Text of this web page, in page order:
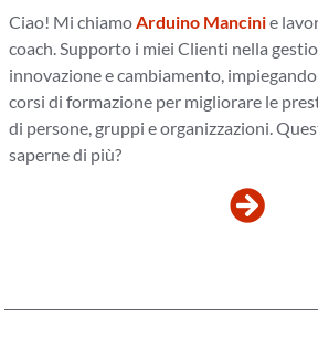
Ciao! Mi chiamo Arduino Mancinie
coach. Supporto i miei Clienti nella
innovazione e cambiamento,
corsi di formazione per migliorare le
di persone, gruppi e organizzazioni.
saperne di più?